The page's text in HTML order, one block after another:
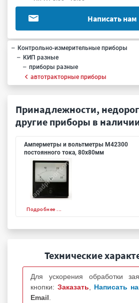
Написать нам
Контрольно-измерительные приборы
КИП разные
приборы разные
автотракторные приборы
Принадлежности,
другие приборы в
Амперметры и вольтметры М42300
постоянного тока, 80х80мм
Подробнее ...
Технические
Для ускорения обработки
кнопки: Заказать Написать
Email